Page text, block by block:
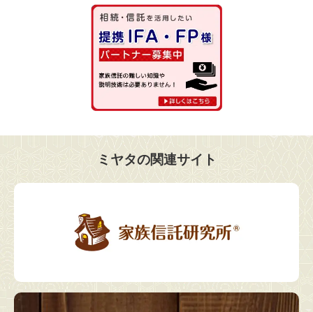
ミヤタの関連サイト